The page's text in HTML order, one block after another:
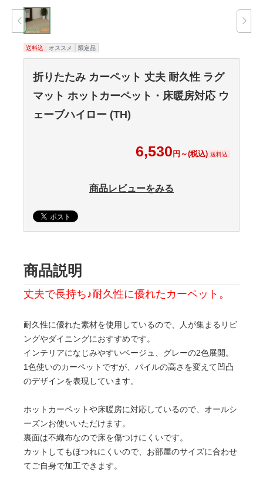
送料込 オススメ 限定品
折りたたみ カーペット 丈夫 耐久性 ラグ
マット ホットカーペット・床暖房対応 ウ
ェーブハイロー (TH)
6,530 円～(税込) 送料込
商品レビューをみる
商品説明
丈夫で長持ち♪耐久性に優れたカーペット。
耐久性に優れた素材を使用しているので、人が集まるリビ
ングやダイニングにおすすめです。
インテリアになじみやすいベージュ、グレーの2色展開。
1色使いのカーペットですが、パイルの高さを変えて凹凸
のデザインを表現しています。
ホットカーペットや床暖房に対応しているので、オールシ
ーズンお使いいただけます。
裏面は不織布なので床を傷つけにくいです。
カットしてもほつれにくいので、お部屋のサイズに合わせ
てご自身で加工できます。